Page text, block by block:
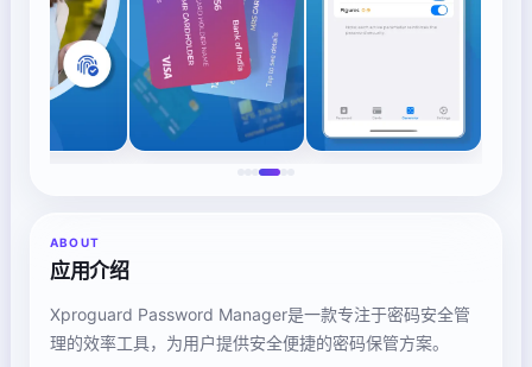
ABOUT
应用介绍
Xproguard Password Manager是一款专注于密码安全管
理的效率工具，为用户提供安全便捷的密码保管方案。